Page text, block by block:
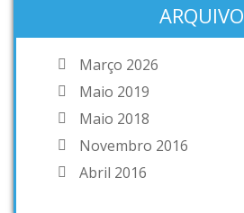
ARQUIVO
Março 2026
Maio 2019
Maio 2018
Novembro 2016
Abril 2016